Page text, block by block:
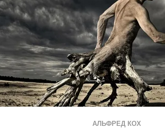
АЛЬФРЕД КОХ